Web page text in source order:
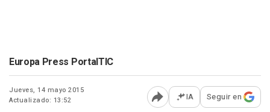
Europa Press PortalTIC
Jueves, 14 mayo 2015
Actualizado: 13:52
Abrir opciones para
IA Seguir en